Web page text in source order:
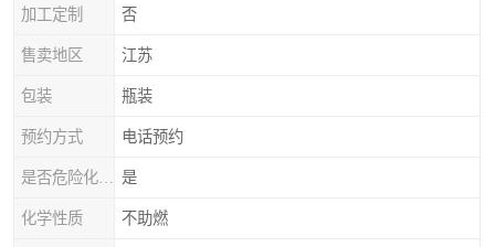
加工定制 否
售卖地区 江苏
包装 瓶装
预约方式 电话预约
是
化学性质 不助燃